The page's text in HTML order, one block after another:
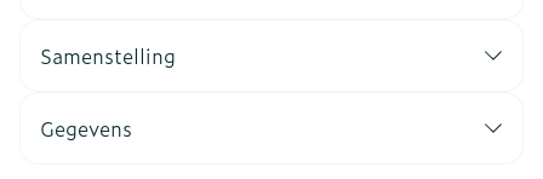
Samenstelling
Gegevens